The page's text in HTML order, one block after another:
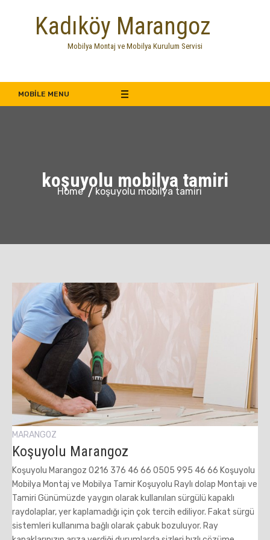
Kadıköy Marangoz
Mobilya Montaj ve Mobilya Kurulum Servisi
MOBILE MENU
koşuyolu mobilya tamiri
Home koşuyolu mobilya tamiri
MARANGOZ
Koşuyolu Marangoz
Koşuyolu Marangoz 0216 376 46 66 0505 995 46 66 Koşuyolu
Mobilya Montaj ve Mobilya Tamir Koşuyolu Raylı dolap Montajı ve
Tamiri Günümüzde yaygın olarak kullanılan sürgülü kapaklı
raydolaplar, yer kaplamadığı için çok tercih ediliyor. Fakat sürgü
sistemleri kullanıma bağlı olarak çabuk bozuluyor. Ray